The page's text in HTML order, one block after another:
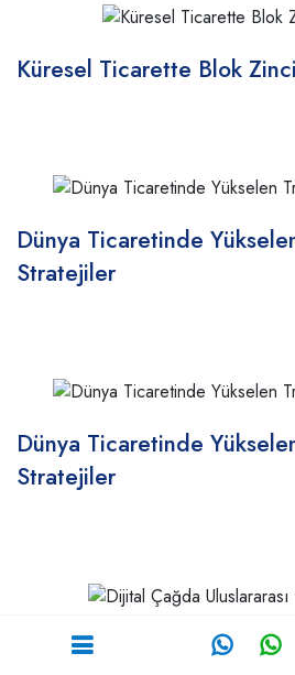
Küresel Ticarette Blok
Dünya Ticaretinde
Stratejiler
Dünya Ticaretinde
Stratejiler
Dijital Çağda Uluslararası